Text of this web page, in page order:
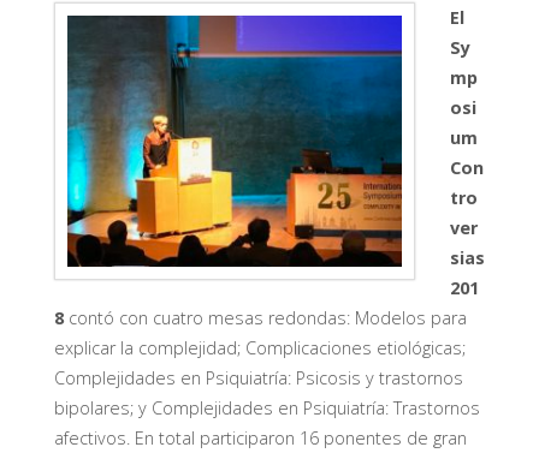
El
Sy
mp
osi
um
Con
tro
ver
sias
201
8contó con cuatro mesas redondas: Modelos para
explicar la complejidad; Complicaciones etiológicas;
Complejidades en Psiquiatría: Psicosis y trastornos
bipolares; y Complejidades en Psiquiatría: Trastornos
afectivos. En total participaron 16 ponentes de gran